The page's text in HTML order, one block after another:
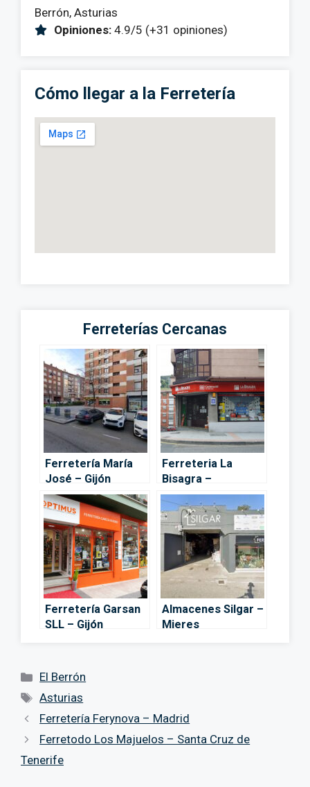
Berrón, Asturias
Opiniones: 4.9/5 (+31 opiniones)
Cómo llegar a la Ferretería
Ferreterías Cercanas
Ferretería María
José – Gijón
Ferreteria La
Bisagra –
Cadena88 – Pola
de Lena
Ferretería Garsan
SLL – Gijón
Almacenes Silgar –
Mieres
Categorías
El Berrón
Etiquetas
Asturias
Ferretería Ferynova – Madrid
Ferretodo Los Majuelos – Santa Cruz de
Tenerife